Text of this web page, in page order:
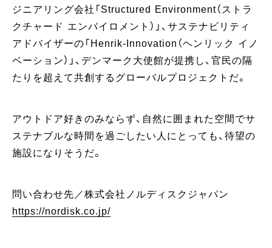
ジニアリング会社「Structured Environment（ストラ
クチャード エンバイロメント）」、サステナビリティ
アドバイザーの「Henrik-Innovation（ヘンリック イノ
ベーション）」、デンマーク大使館が提携し、官民の隔
たりを超えて共創するグローバルプロジェクトだ。
アウトドア好きのみならず、自然に囲まれた空間でサ
ステナブルな時間を過ごしたい人にとっても、待望の
施設になりそうだ。
問い合わせ先／株式会社ノルディスクジャパン
https://nordisk.co.jp/